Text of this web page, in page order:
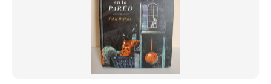
Aplicar